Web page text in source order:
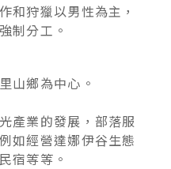
和狩獵以男性為主，
制分工。
山鄉為中心。
產業的發展，部落服
如經營達娜伊谷生態
宿等等。